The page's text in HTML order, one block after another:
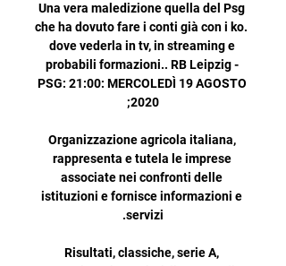
Una vera maledizione quella del Psg
che ha dovuto fare i conti già con i ko.
dove vederla in tv, in streaming e
probabili formazioni.. RB Leipzig -
PSG: 21:00: MERCOLEDÌ 19 AGOSTO
Organizzazione agricola italiana,
rappresenta e tutela le imprese
associate nei confronti delle
istituzioni e fornisce informazioni e
Risultati, classiche, serie A,